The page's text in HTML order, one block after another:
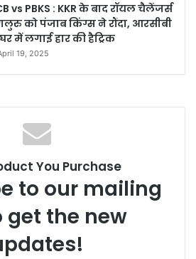
vs PBKS : KKR के बाद रॉयल चैलेंजर्स
को पंजाब किंग्स ने रौंदा, आरसीबी
में लगाई हार की हैट्रिक
19, 2025
You Purchase
to our mailing
get the new